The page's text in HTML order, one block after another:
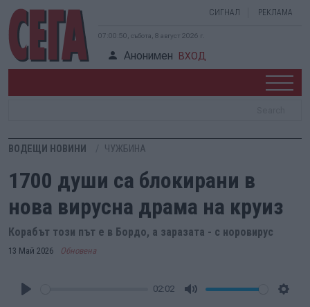
СИГНАЛ РЕКЛАМА
07:00:51, събота, 8 август 2026 г.
Анонимен ВХОД
ВОДЕЩИ НОВИНИ ЧУЖБИНА
1700 души са блокирани в
нова вирусна драма на круиз
Корабът този път е в Бордо, а заразата - с норовирус
13 Май 2026 Обновена
02:02